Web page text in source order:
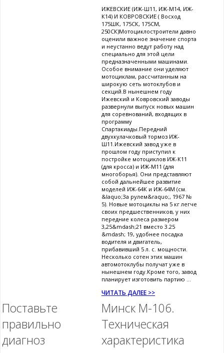
ИЖЕВСКИЕ (ИЖ-Ш11, ИЖ-М14, ИЖ-
К14) И КОВРОВСКИЕ ( Восход
175ШК, 175СК, 175СМ,
250СК)Мотоциклостроители давно
оценили важное значение спорта
и неустанно ведут работу над
специально для этой цели
предназначенными машинами.
Особое внимание они уделяют
мотоциклам, рассчитанным на
широкую сеть мотоклубов и
секций.В нынешнем году
Ижевский и Ковровский заводы
развернули выпуск новых машин
для соревнований, входящих в
программу
Спартакиады.Передний
двухкулачковый тормоз ИЖ-
Ш11.Ижевский завод уже в
прошлом году приступил к
постройке мотоциклов ИЖ-К11
(для кросса) и ИЖ-М11 (для
многоборья). Они представляют
собой дальнейшее развитие
моделей ИЖ-64К и ИЖ-64М (см.
&laquo;За рулем&raquo;, 1967 №
5). Новые мотоциклы на 5 кг легче
своих предшественников, у них
передние колеса размером
3,25&mdash;21 вместо 3.25
&mdash; 19, удобнее посадка
водителя и двигатель,
прибавивший 5 л. с. мощности.
Несколько сотен этих машин
автомотоклубы получат уже в
нынешнем году.Кроме того, завод
планирует изготовить партию ...
ЧИТАТЬ ДАЛЕЕ >>
Поставьте
правильно
диагноз
Минск М-106.
Техническая
характеристика